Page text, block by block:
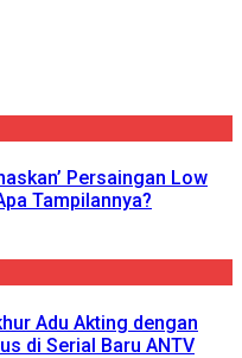
Persaingan Low
Tampilannya?
Adu Akting dengan
di Serial Baru ANTV